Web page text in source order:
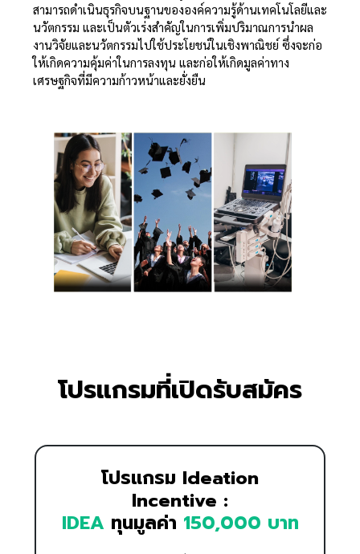
สามารถดำเนินธุรกิจบนฐานขององค์ความรู้ด้านเทคโนโลยีและ
นวัตกรรม และเป็นตัวเร่งสำคัญในการเพิ่มปริมาณการนำผล
งานวิจัยและนวัตกรรมไปใช้ประโยชน์ในเชิงพาณิชย์ ซึ่งจะก่อ
ให้เกิดความคุ้มค่าในการลงทุน และก่อให้เกิดมูลค่าทาง
เศรษฐกิจที่มีความก้าวหน้าและยั่งยืน
โปรแกรมที่เปิดรับสมัคร
โปรแกรม Ideation
Incentive :
IDEA ทุนมูลค่า 150,000 บาท